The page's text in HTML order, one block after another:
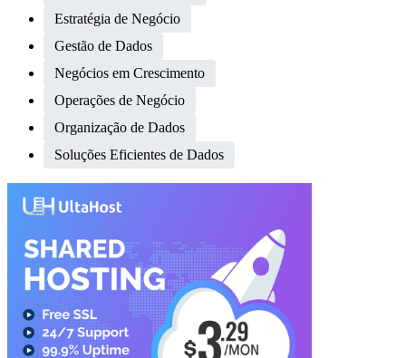
Estratégia de Negócio
Gestão de Dados
Negócios em Crescimento
Operações de Negócio
Organização de Dados
Soluções Eficientes de Dados